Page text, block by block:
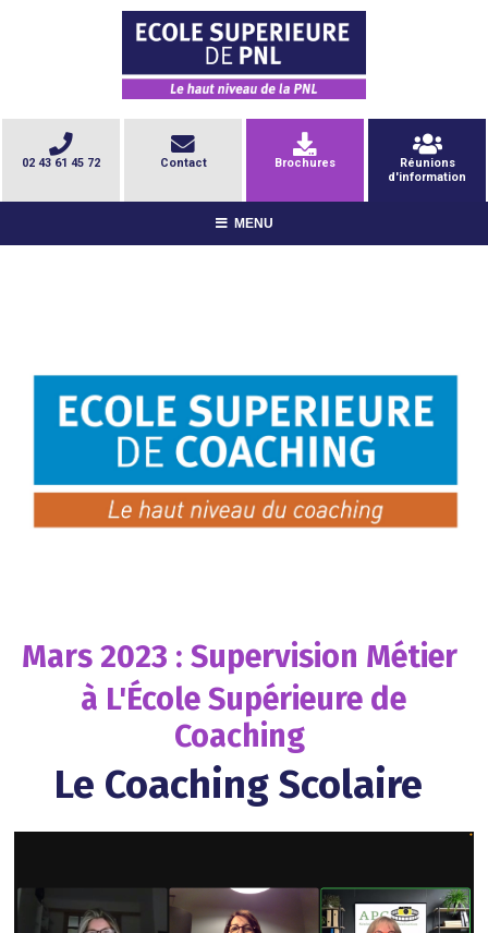
Réunions
d'information
Brochures
Contact
02 43 61 45 72
MENU
Mars 2023 : Supervision Métier
à L'École Supérieure de
Coaching
Le Coaching Scolaire